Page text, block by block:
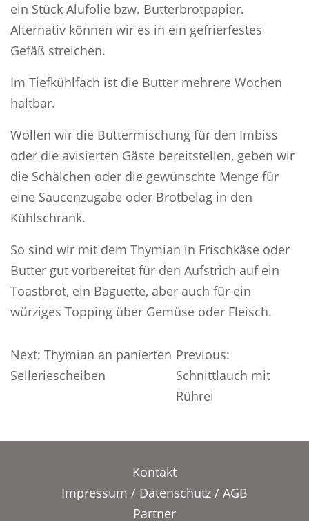
ein Stück Alufolie bzw. Butterbrotpapier.
Alternativ können wir es in ein gefrierfestes
Gefäß streichen.
Im Tiefkühlfach ist die Butter mehrere Wochen
haltbar.
Wollen wir die Buttermischung für den Imbiss
oder die avisierten Gäste bereitstellen, geben wir
die Schälchen oder die gewünschte Menge für
eine Saucenzugabe oder Brotbelag in den
Kühlschrank.
So sind wir mit dem Thymian in Frischkäse oder
Butter gut vorbereitet für den Aufstrich auf ein
Toastbrot, ein Baguette, aber auch für ein
würziges Topping über Gemüse oder Fleisch.
BeitragsnavigationPrevious:
Schnittlauch mit
Rührei
Next: Thymian an panierten
Selleriescheiben
Kontakt
Impressum / Datenschutz / AGB
Partner